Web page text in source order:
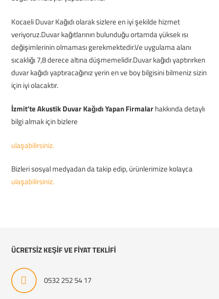
Kocaeli Duvar Kağıdı olarak sizlere en iyi şekilde hizmet
veriyoruz.Duvar kağıtlarının bulunduğu ortamda yüksek ısı
değişimlerinin olmaması gerekmektedir.Ve uygulama alanı
sıcaklığı 7,8 derece altına düşmemelidir.Duvar kağıdı yaptırırken
duvar kağıdı yaptıracağınız yerin en ve boy bilgisini bilmeniz sizin
için iyi olacaktır.
İzmit’te Akustik Duvar Kağıdı Yapan Firmalarhakkında detaylı
bilgi almak için bizlere
ulaşabilirsiniz.
Bizleri sosyal medyadan da takip edip, ürünlerimize kolayca
ulaşabilirsiniz.
ÜCRETSİZ KEŞİF VE FİYAT TEKLİFİ
0532 252 54 17